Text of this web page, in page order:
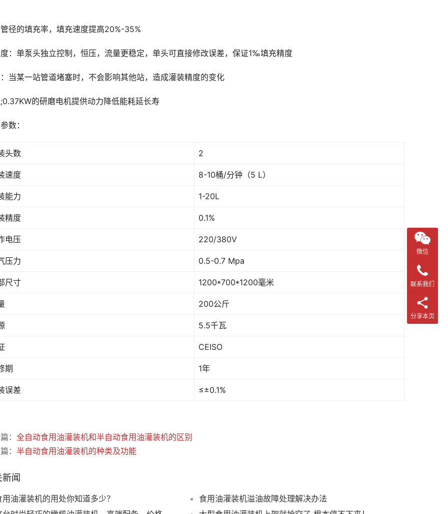
径的填充率，填充速度提高20%-35%
：单泵头独立控制，恒压，流量更稳定，单头可直接修改误差，保证1‰填充精度
当某一站管道堵塞时，不会影响其他站，造成灌装精度的变化
的研磨电机提供动力降低能耗延长寿
数：
头数 2
速度 8-10桶/分钟（5 L）
能力 1-20L
精度 0.1%
电压 220/380V
压力 0.5-0.7 Mpa
尺寸 1200*700*1200毫米
200公斤
5.5千瓦
CEISO
期 1年
误差 ≤±0.1%
： 全自动食用油灌装机和半自动食用油灌装机的区别
： 半自动食用油灌装机的种类及功能
闻
用油灌装机的用处你知道多少？
食用油灌装机溢油故障处理解决办法
微信
联系我们
分享本页